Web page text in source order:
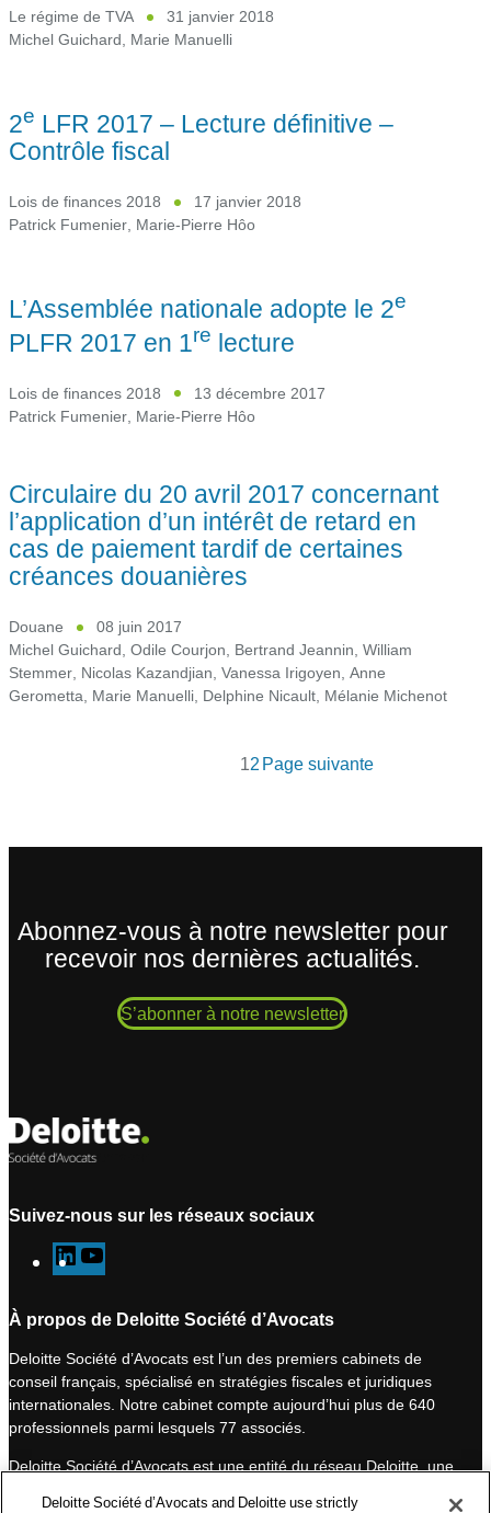
Le régime de TVA
31 janvier 2018
Michel Guichard, Marie Manuelli
2e LFR 2017 – Lecture définitive –
Contrôle fiscal
Lois de finances 2018
17 janvier 2018
Patrick Fumenier, Marie-Pierre Hôo
L’Assemblée nationale adopte le 2e
PLFR 2017 en 1re lecture
Lois de finances 2018
13 décembre 2017
Patrick Fumenier, Marie-Pierre Hôo
Circulaire du 20 avril 2017 concernant
l’application d’un intérêt de retard en
cas de paiement tardif de certaines
créances douanières
Douane
08 juin 2017
Michel Guichard, Odile Courjon, Bertrand Jeannin, William
Stemmer, Nicolas Kazandjian, Vanessa Irigoyen, Anne
Gerometta, Marie Manuelli, Delphine Nicault, Mélanie Michenot
12Page suivante
Abonnez-vous à notre newsletter pour
recevoir nos dernières actualités.
S’abonner à notre newsletter
Suivez-nous sur les réseaux sociaux
L
i
k
e
d
I
n
o
T
u
b
e
À propos de Deloitte Société d’Avocats
Deloitte Société d’Avocats est l’un des premiers cabinets de
conseil français, spécialisé en stratégies fiscales et juridiques
internationales. Notre cabinet compte aujourd’hui plus de 640
professionnels parmi lesquels 77 associés.
Deloitte Société d’Avocats est une entité du réseau Deloitte, une
Deloitte Société d’Avocats and Deloitte use strictly